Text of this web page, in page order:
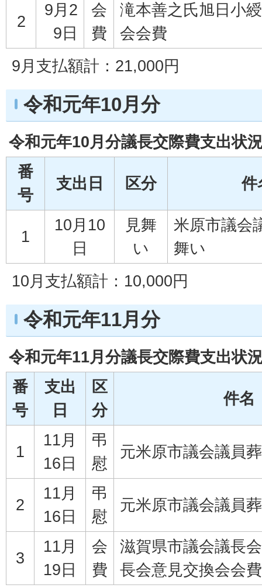
2
9月2
9日
会
費
滝本善之氏旭日小
会会費
9月支払額計：21,000円
令和元年10月分
令和元年10月分議長交際費支出状
番
号
支出日 区分 件
1
10月10
日
見舞
い
米原市議会
舞い
10月支払額計：10,000円
令和元年11月分
令和元年11月分議長交際費支出状
番
号
支出
日
区
分
件名
1
11月
16日
弔
慰
元米原市議会議員
2
11月
16日
弔
慰
元米原市議会議員
3
11月
19日
会
費
滋賀県市議会議長
長会意見交換会会費